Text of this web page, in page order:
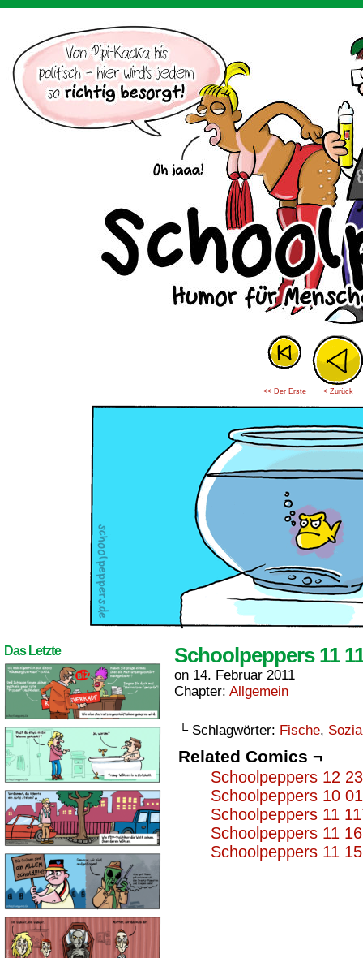
<< Der Erste < Zurück
Das Letzte Schoolpeppers 11
on 14. Februar 2011
Chapter: Allgemein
└ Schlagwörter: Fische,
Related Comics ¬
Schoolpeppers 12
Schoolpeppers 10
Schoolpeppers 11
Schoolpeppers 11
Schoolpeppers 11